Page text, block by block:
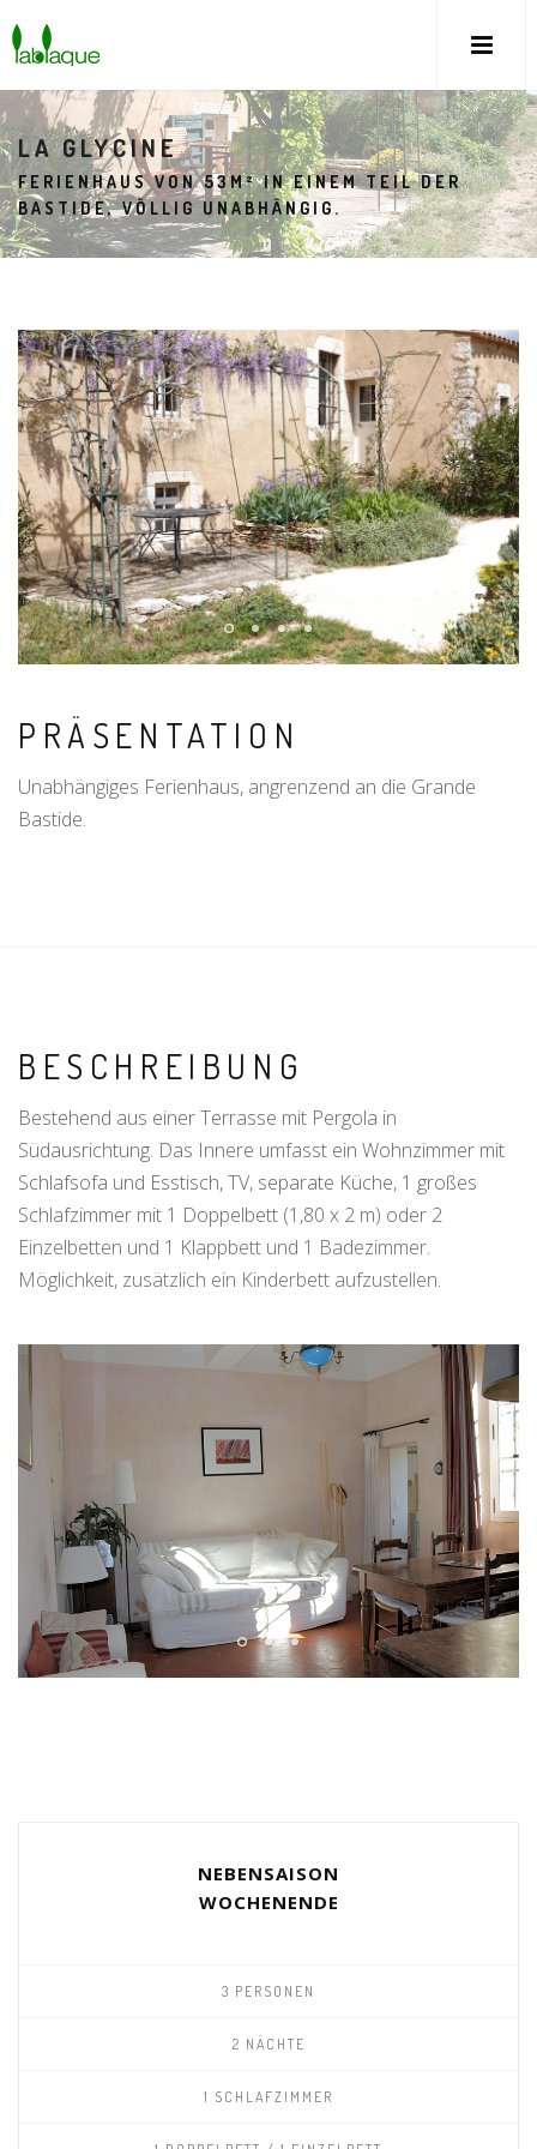
LA GLYCINE
FERIENHAUS VON 53M² IN EINEM TEIL DER
BASTIDE, VÖLLIG UNABHÄNGIG.
PRÄSENTATION
Unabhängiges Ferienhaus, angrenzend an die Grande
Bastide.
BESCHREIBUNG
Bestehend aus einer Terrasse mit Pergola in
Südausrichtung. Das Innere umfasst ein Wohnzimmer mit
Schlafsofa und Esstisch, TV, separate Küche, 1 großes
Schlafzimmer mit 1 Doppelbett (1,80 x 2 m) oder 2
Einzelbetten und 1 Klappbett und 1 Badezimmer.
Möglichkeit, zusätzlich ein Kinderbett aufzustellen.
NEBENSAISON
WOCHENENDE
3 PERSONEN
2 NÄCHTE
1 SCHLAFZIMMER